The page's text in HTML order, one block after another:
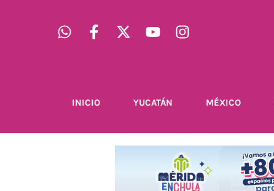
INICIO YUCATÁN MÉXICO